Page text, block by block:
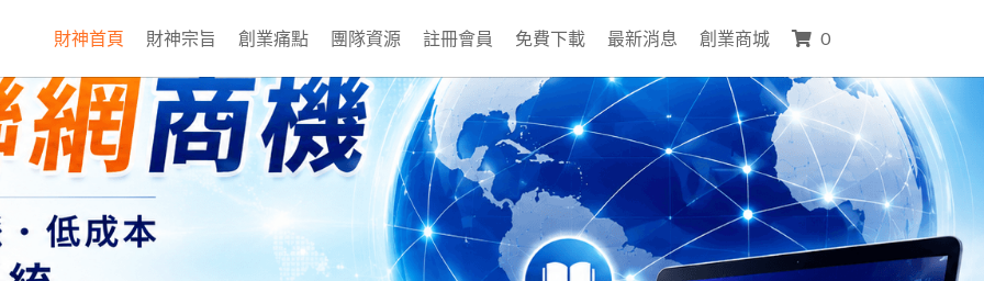
財神首頁 財神宗旨 創業痛點 團隊資源 註冊會員 免費下載 最新消息 創業商城 0